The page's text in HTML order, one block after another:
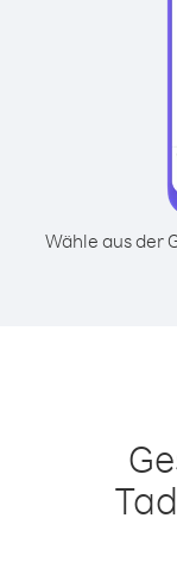
Wähle aus der